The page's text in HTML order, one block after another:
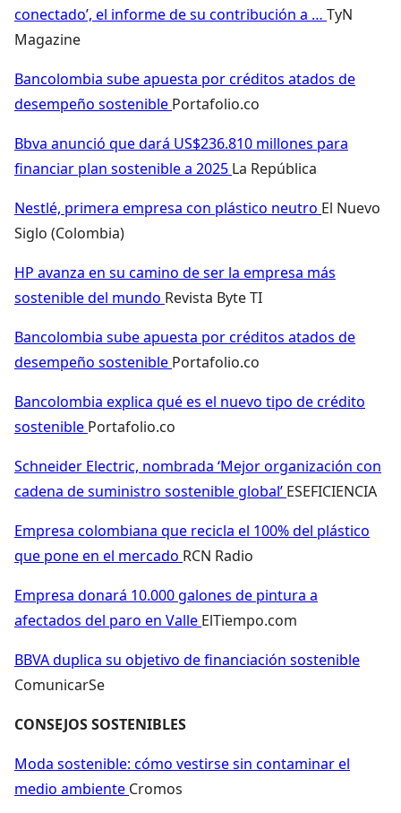
conectado’, el informe de su contribución a … TyN
Magazine
Bancolombia sube apuesta por créditos atados de
desempeño sostenible Portafolio.co
Bbva anunció que dará US$236.810 millones para
financiar plan sostenible a 2025 La República
Nestlé, primera empresa con plástico neutro El Nuevo
Siglo (Colombia)
HP avanza en su camino de ser la empresa más
sostenible del mundo Revista Byte TI
Bancolombia sube apuesta por créditos atados de
desempeño sostenible Portafolio.co
Bancolombia explica qué es el nuevo tipo de crédito
sostenible Portafolio.co
Schneider Electric, nombrada ‘Mejor organización con
cadena de suministro sostenible global’ ESEFICIENCIA
Empresa colombiana que recicla el 100% del plástico
que pone en el mercado RCN Radio
Empresa donará 10.000 galones de pintura a
afectados del paro en Valle ElTiempo.com
BBVA duplica su objetivo de financiación sostenible
ComunicarSe
CONSEJOS SOSTENIBLES
Moda sostenible: cómo vestirse sin contaminar el
medio ambiente Cromos